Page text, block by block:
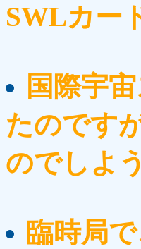
SWLカー
国際宇
たのです
のでしよ
臨時局